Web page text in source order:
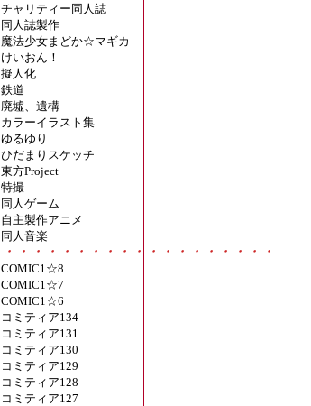
チャリティー同人誌
同人誌製作
魔法少女まどか☆マギカ
けいおん！
擬人化
鉄道
廃墟、遺構
カラーイラスト集
ゆるゆり
ひだまりスケッチ
東方Project
特撮
同人ゲーム
自主製作アニメ
同人音楽
・・・・・・・・・・・・・・・・・・・
COMIC1☆8
COMIC1☆7
COMIC1☆6
コミティア134
コミティア131
コミティア130
コミティア129
コミティア128
コミティア127